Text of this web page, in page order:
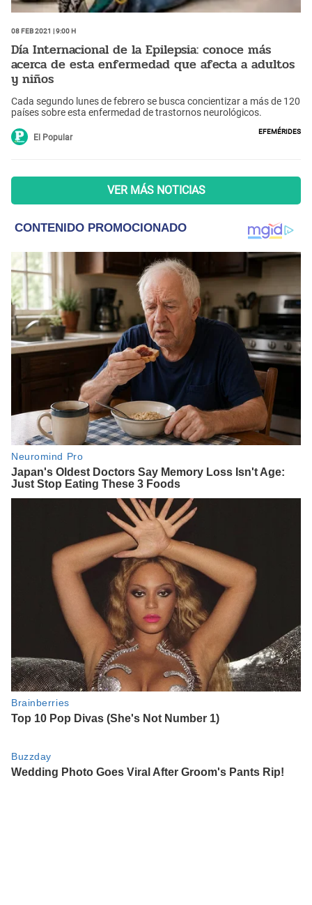
08 Feb 2021 | 9:00 h
Día Internacional de la Epilepsia: conoce más
acerca de esta enfermedad que afecta a adultos
y niños
Cada segundo lunes de febrero se busca concientizar a más de 120
países sobre esta enfermedad de trastornos neurológicos.
El Popular
Efemérides
VER MÁS NOTICIAS